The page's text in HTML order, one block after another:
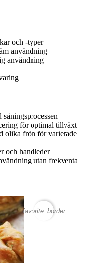
och -typer
användning
användning
för optimal tillväxt
olika frön för varierade
och handleder
utan frekventa
favorite_border